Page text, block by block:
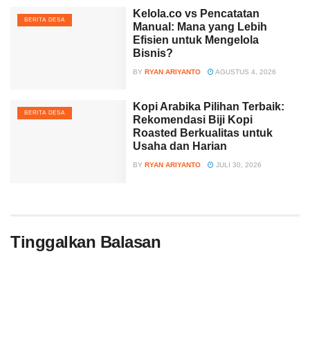
BERITA DESA
Kelola.co vs Pencatatan
Manual: Mana yang Lebih
Efisien untuk Mengelola
Bisnis?
BY RYAN ARIYANTO AGUSTUS 4, 2026
BERITA DESA
Kopi Arabika Pilihan Terbaik:
Rekomendasi Biji Kopi
Roasted Berkualitas untuk
Usaha dan Harian
BY RYAN ARIYANTO JULI 30, 2026
Tinggalkan Balasan